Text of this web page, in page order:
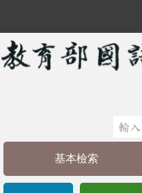
基本檢索